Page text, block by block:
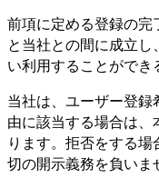
前項に定める登録の
と当社との間に成立
い利用することができ
当社は、ユーザー登
由に該当する場合は
ります。拒否をする
切の開示義務を負いま